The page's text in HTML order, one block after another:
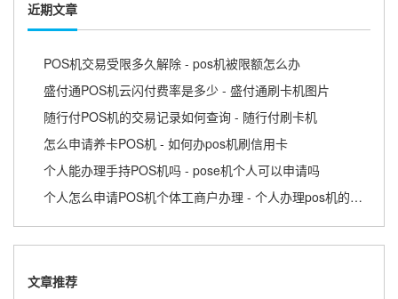
近期文章
POS机交易受限多久解除 - pos机被限额怎么办
盛付通POS机云闪付费率是多少 - 盛付通刷卡机图片
随行付POS机的交易记录如何查询 - 随行付刷卡机
怎么申请养卡POS机 - 如何办pos机刷信用卡
个人能办理手持POS机吗 - pose机个人可以申请吗
个人怎么申请POS机个体工商户办理 - 个人办理pos机的流程
文章推荐